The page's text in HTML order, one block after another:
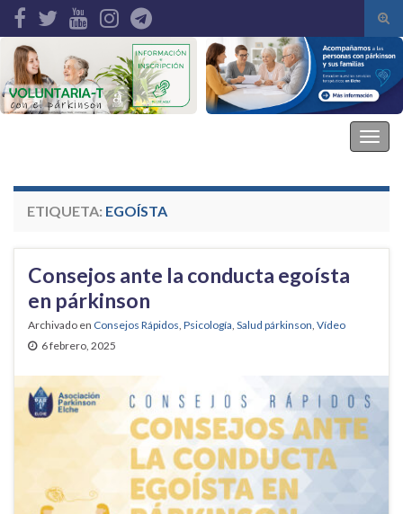
de
Search for:
ETIQUETA: EGOÍSTA
Consejos ante la conducta egoísta
en párkinson
Archivado en Consejos Rápidos, Psicología, Salud párkinson, Vídeo
6 febrero, 2025